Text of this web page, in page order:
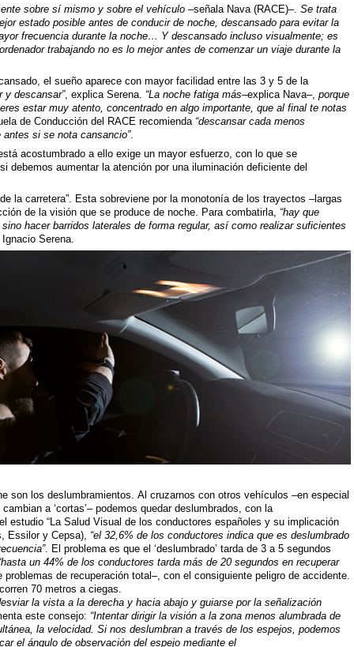
sobre sí mismo y sobre el vehículo –señala Nava (RACE)–.Se trata
estado posible antes de conducir de noche, descansado para evitar la
frecuencia durante la noche… Y descansado incluso visualmente; es
trabajando no es lo mejor antes de comenzar un viaje durante la
el sueño aparece con mayor facilidad entre las 3 y 5 de la
y descansar”, explica Serena. “La noche fatiga más–explica Nava–, porque
estar muy atento, concentrado en algo importante, que al final te notas
de Conducción del RACE recomienda “descansar cada menos
si se nota cansancio”.
acostumbrado a ello exige un mayor esfuerzo, con lo que se
debemos aumentar la atención por una iluminación deficiente del
la carretera”. Esta sobreviene por la monotonía de los trayectos –largas
de la visión que se produce de noche. Para combatirla, “hay que
hacer barridos laterales de forma regular, así como realizar suficientes
Serena.
son los deslumbramientos. Al cruzarnos con otros vehículos –en especial
a ‘cortas’– podemos quedar deslumbrados, con la
estudio “La Salud Visual de los conductores españoles y su implicación
Essilor y Cepsa), “el 32,6% de los conductores indica que es deslumbrado
. El problema es que el ‘deslumbrado’ tarda de 3 a 5 segundos
un 44% de los conductores tarda más de 20 segundos en recuperar
problemas de recuperación total–, con el consiguiente peligro de accidente.
70 metros a ciegas.
la vista a la derecha y hacia abajo y guiarse por la señalización
este consejo: “Intentar dirigir la visión a la zona menos alumbrada de
la velocidad. Si nos deslumbran a través de los espejos, podemos
el ángulo de observación del espejo mediante el